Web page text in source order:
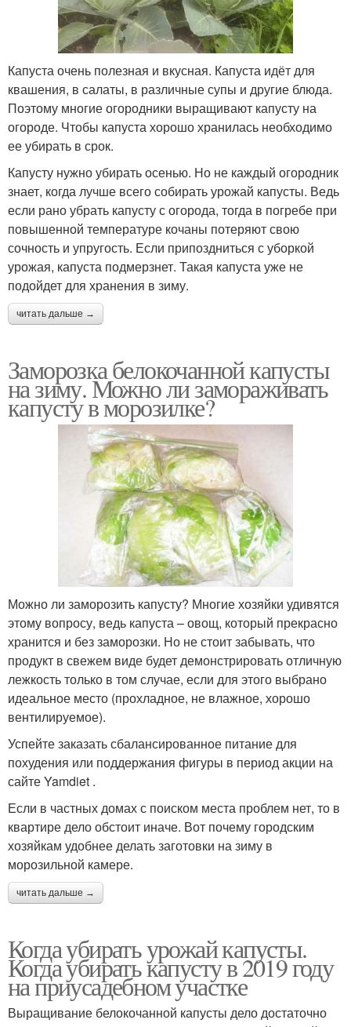
Капуста очень полезная и вкусная. Капуста идёт для
квашения, в салаты, в различные супы и другие блюда.
Поэтому многие огородники выращивают капусту на
огороде. Чтобы капуста хорошо хранилась необходимо
ее убирать в срок.
Капусту нужно убирать осенью. Но не каждый огородник
знает, когда лучше всего собирать урожай капусты. Ведь
если рано убрать капусту с огорода, тогда в погребе при
повышенной температуре кочаны потеряют свою
сочность и упругость. Если припоздниться с уборкой
урожая, капуста подмерзнет. Такая капуста уже не
подойдет для хранения в зиму.
читать дальше →
Заморозка белокочанной капусты
на зиму. Можно ли замораживать
капусту в морозилке?
Можно ли заморозить капусту? Многие хозяйки удивятся
этому вопросу, ведь капуста – овощ, который прекрасно
хранится и без заморозки. Но не стоит забывать, что
продукт в свежем виде будет демонстрировать отличную
лежкость только в том случае, если для этого выбрано
идеальное место (прохладное, не влажное, хорошо
вентилируемое).
Успейте заказать сбалансированное питание для
похудения или поддержания фигуры в период акции на
сайте Yamdiet .
Если в частных домах с поиском места проблем нет, то в
квартире дело обстоит иначе. Вот почему городским
хозяйкам удобнее делать заготовки на зиму в
морозильной камере.
читать дальше →
Когда убирать урожай капусты.
Когда убирать капусту в 2019 году
на приусадебном участке
Выращивание белокочанной капусты дело достаточно